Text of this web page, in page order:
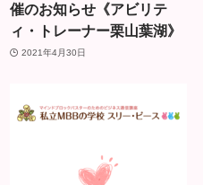
催のお知らせ《アビリテ
ィ・トレーナー栗山葉湖》
2021年4月30日